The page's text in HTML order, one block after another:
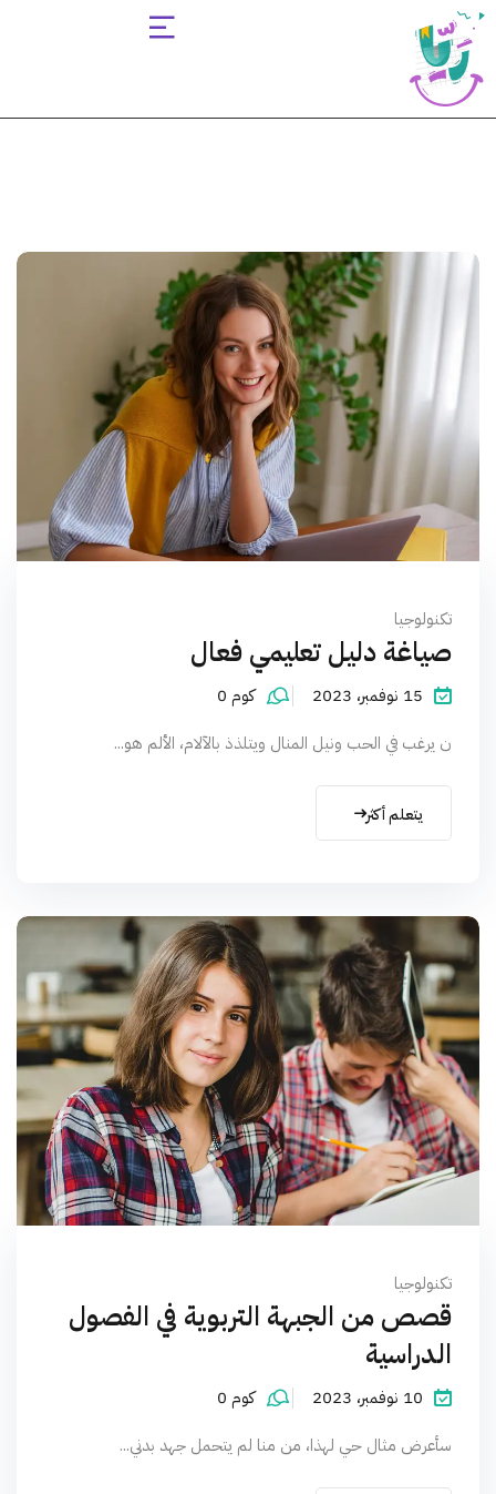
تكنولوجيا
صياغة دليل تعليمي فعال
15 نوفمبر، 2023
كوم 0
ن يرغب في الحب ونيل المنال ويتلذذ بالآلام، الألم هو...
يتعلم أكثر
تكنولوجيا
قصص من الجبهة التربوية في الفصول
الدراسية
10 نوفمبر، 2023
كوم 0
سأعرض مثال حي لهذا، من منا لم يتحمل جهد بدني...
Sign in
Remember me
Lost your password?